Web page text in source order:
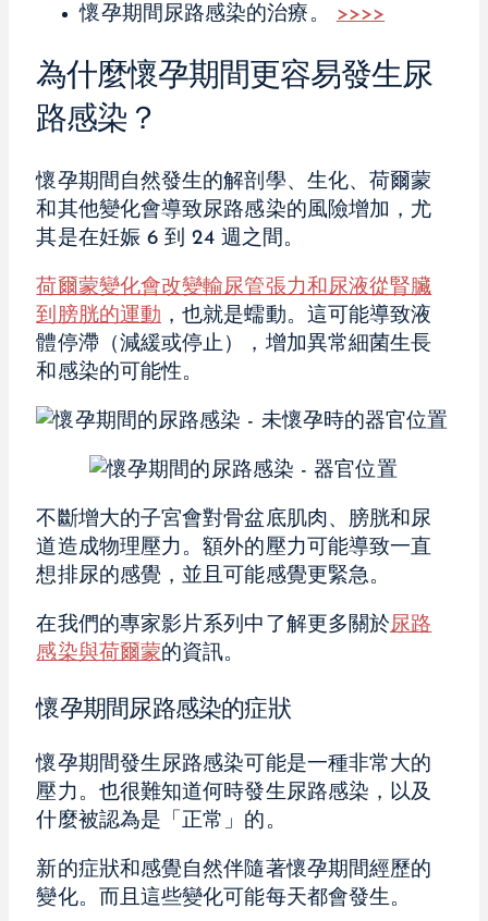
懷孕期間尿路感染的治療。 >>>>
為什麼懷孕期間更容易發生尿
路感染？
懷孕期間自然發生的解剖學、生化、荷爾蒙
和其他變化會導致尿路感染的風險增加，尤
其是在妊娠 6 到 24 週之間。
荷爾蒙變化會改變輸尿管張力和尿液從腎臟
到膀胱的運動 ，也就是蠕動。這可能導致液
體停滯（減緩或停止），增加異常細菌生長
和感染的可能性。
不斷增大的子宮會對骨盆底肌肉、膀胱和尿
道造成物理壓力。額外的壓力可能導致一直
想排尿的感覺，並且可能感覺更緊急。
在我們的專家影片系列中了解更多關於尿路
感染與荷爾蒙的資訊。
懷孕期間尿路感染的症狀
懷孕期間發生尿路感染可能是一種非常大的
壓力。也很難知道何時發生尿路感染，以及
什麼被認為是「正常」的。
新的症狀和感覺自然伴隨著懷孕期間經歷的
變化。而且這些變化可能每天都會發生。